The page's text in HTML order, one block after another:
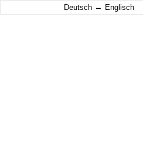
Deutsch ↔ Englisch